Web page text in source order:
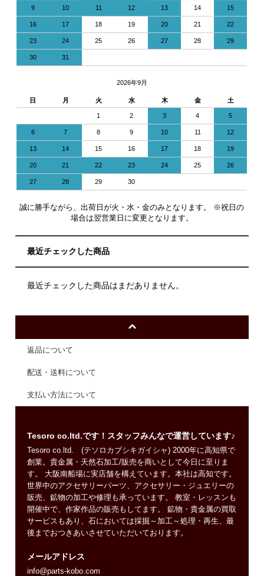
9 10 11 12 13 14 15
16 17 18 19 20 21 22
23 24 25 26 27 28 29
30 31
2026年9月
日 月 火 水 木 金 土
1 2 3 4 5
6 7 8 9 10 11 12
13 14 15 16 17 18 19
20 21 22 23 24 25 26
27 28 29 30
誠に勝手ながら、出荷日が火・水・金のみとなります。 ※祝日の
場合は翌営業日に変更となります。
最近チェックした商品
最近チェックした商品はまだありません。
返品について
配送・送料について
支払い方法について
Tesoro co.ltd.です！スタッフみんなで運営しています♪
Tesoro co.ltd. (テソロカブシキガイシャ) 2000年に高知県で
創業。貴金属・天然石加工/販売を商いとして今日に至りま
す。 大阪南船場に実店舗を構えています。本社は高知です。
世界中のアクセサリーパーツ、アクセサリー・ジュエリーの
販売、鉱物の加工や修理も承っています。 教室・レッスンも
開催中で、作家作品の販売もしてます。 鉱物・貴金属の買取
サービスもあり、石においては採掘～加工～処理・再生、最
後までおつきあいさせていただいております。
メールアドレス
info@parts-kobo.com